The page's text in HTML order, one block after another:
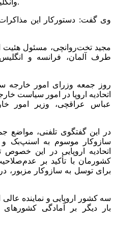
وی گفت: دستورکار این
مجید تخت‌روانچی، مسئول هئیت
طرف آلمان، فرانسه و
روز جمعه وزرای امور خارجه
اتحادیه اروپا در امور سیاست
عباس عراقچی، وزیر امور
در این گفتگوی تلفنی، مواضع
سازوکار موسوم به اسنپ‌بک
اتحادیه اروپایی در این
کشورمان با تأکید بر
برای توسل به سازوکار مزبور،
سه کشور اروپایی و نماینده عالی
بار دیگر بر آمادگی کشور‌های